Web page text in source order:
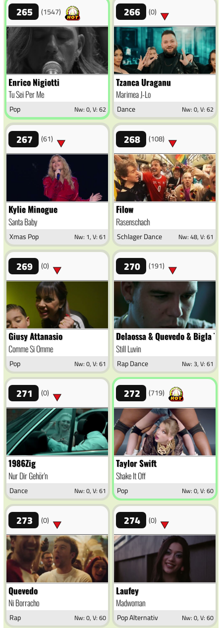
265 (1547)
Enrico Nigiotti
Tu Sei Per Me
Pop Nw: 0, V: 62
266 (0)
Tzanca Uraganu
Marimea J-Lo
Dance Nw: 0, V: 62
267 (61)
Kylie Minogue
Santa Baby
Xmas Pop Nw: 1, V: 61
268 (108)
Filow
Rasenschach
Schlager Dance Nw: 48, V: 61
269 (0)
Giusy Attanasio
Comme Si Omme
Pop Nw: 0, V: 61
270 (191)
Delaossa & Quevedo & Bigla
Still Luvin
Rap Dance Nw: 3, V: 61
271 (0)
1986Zig
Nur Dir Gehör'n
Dance Nw: 0, V: 61
272 (719)
Taylor Swift
Shake It Off
Pop Nw: 0, V: 60
273 (0)
Quevedo
Ni Borracho
Rap Nw: 0, V: 60
274 (0)
Laufey
Madwoman
Pop Alternativ Nw: 0, V: 60